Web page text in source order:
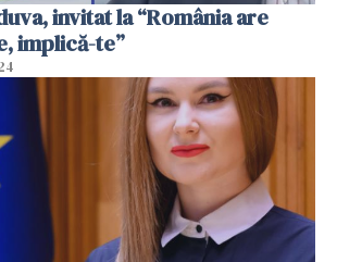
invitat la “România are
implică-te”